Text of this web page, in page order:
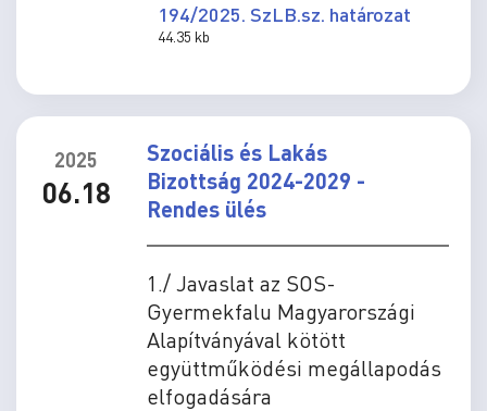
194/2025. SzLB.sz. határozat
44.35 kb
2025
06.18
Szociális és Lakás
Bizottság 2024-2029 -
Rendes ülés
1./ Javaslat az SOS-
Gyermekfalu Magyarországi
Alapítványával kötött
együttműködési megállapodás
elfogadására